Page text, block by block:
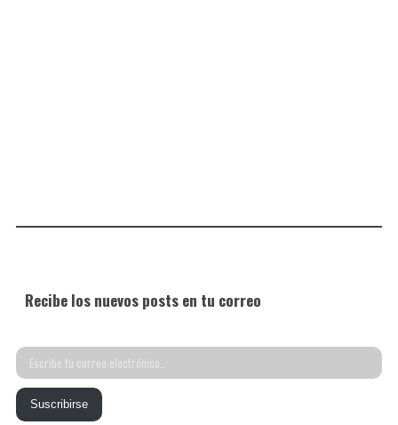
Recibe los nuevos posts en tu correo
Escribe
tu
correo
Suscribirse